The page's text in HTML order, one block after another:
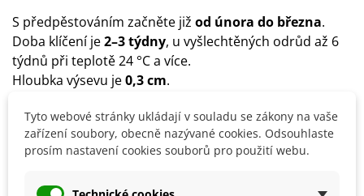
S předpěstováním začněte již od února do března.
Doba klíčení je2–3 týdny, u vyšlechtěných odrůd až 6
týdnů při teplotě 24 °C a více.
Hloubka výsevu je0,3 cm.
předem spařený.
Ven rostliny přesazujte až po posledních mrazech.
Stanoviště volíme slunečné, vhodné je také pěstování
Tyto webové stránky ukládají v souladu se zákony na vaše
zařízení soubory, obecně nazývané cookies. Odsouhlaste
prosím nastavení cookies souborů pro použití webu.